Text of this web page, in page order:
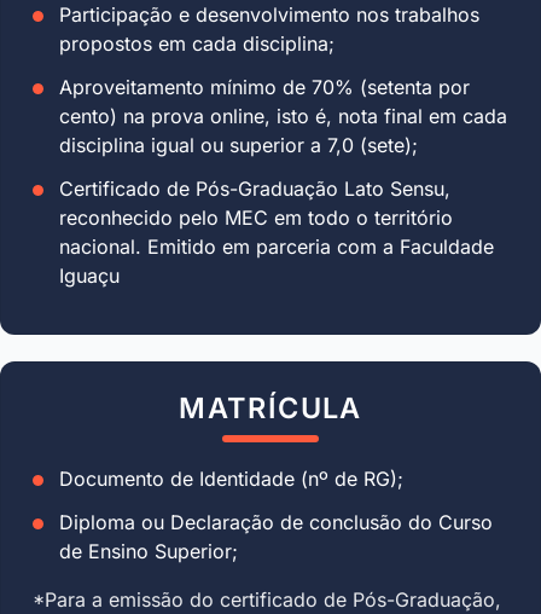
Participação e desenvolvimento nos trabalhos
propostos em cada disciplina;
Aproveitamento mínimo de 70% (setenta por
cento) na prova online, isto é, nota final em cada
disciplina igual ou superior a 7,0 (sete);
Certificado de Pós-Graduação Lato Sensu,
reconhecido pelo MEC em todo o território
nacional. Emitido em parceria com a Faculdade
Iguaçu
MATRÍCULA
Documento de Identidade (nº de RG);
Diploma ou Declaração de conclusão do Curso
de Ensino Superior;
*Para a emissão do certificado de Pós-Graduação,